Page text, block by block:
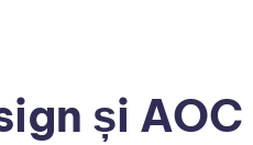
și